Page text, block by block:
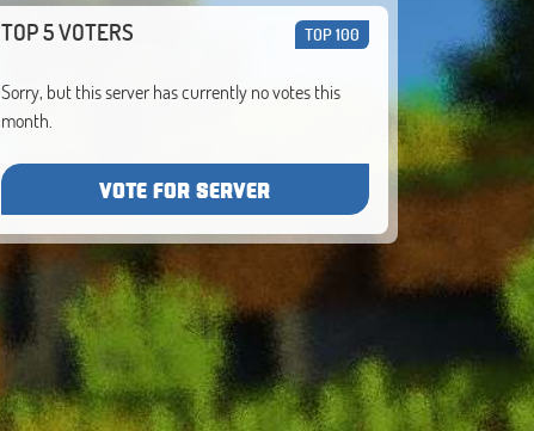
TOP 5 VOTERS TOP 100
Sorry, but this server has currently no votes this
month.
VOTE FOR SERVER